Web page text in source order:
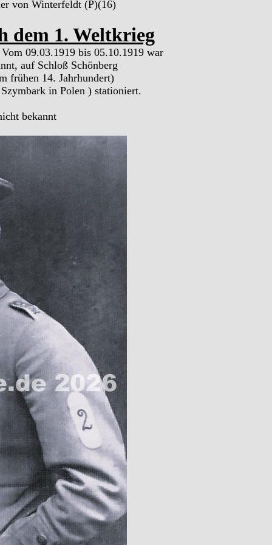
von Winterfeldt (P)(16)
dem 1. Weltkrieg
09.03.1919 bis 05.10.1919 war
auf Schloß Schönberg
frühen 14. Jahrhundert)
in Polen ) stationiert.
bekannt